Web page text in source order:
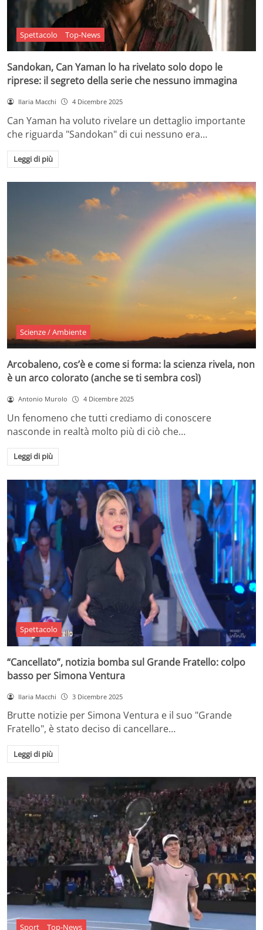
Spettacolo Top-News
Sandokan, Can Yaman lo ha rivelato solo dopo le
riprese: il segreto della serie che nessuno immagina
Ilaria Macchi 4 Dicembre 2025
Can Yaman ha voluto rivelare un dettaglio importante
che riguarda "Sandokan" di cui nessuno era…
Leggi di più
Scienze / Ambiente
Arcobaleno, cos’è e come si forma: la scienza rivela, non
è un arco colorato (anche se ti sembra così)
Antonio Murolo 4 Dicembre 2025
Un fenomeno che tutti crediamo di conoscere
nasconde in realtà molto più di ciò che…
Leggi di più
Spettacolo
“Cancellato”, notizia bomba sul Grande Fratello: colpo
basso per Simona Ventura
Ilaria Macchi 3 Dicembre 2025
Brutte notizie per Simona Ventura e il suo "Grande
Fratello", è stato deciso di cancellare…
Leggi di più
Sport Top-News